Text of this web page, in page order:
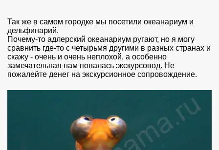
Так же в самом городке мы посетили океанариум и
дельфинарий.
Почему-то адлерский океанариум ругают, но я могу
сравнить где-то с четырьмя другими в разных странах и
скажу - очень и очень неплохой, а особенно
замечательная нам попалась экскурсовод. Не
пожалейте денег на экскурсионное сопровождение.